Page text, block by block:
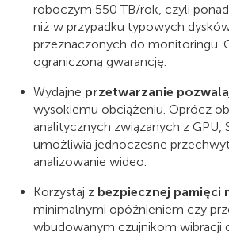
roboczym 550 TB/rok, czyli
niż w przypadku typowych
przeznaczonych do monitoringu.
ograniczoną gwarancję.
Wydajne przetwarzanie
wysokiemu obciążeniu. Oprócz
analitycznych związanych z GPU,
umożliwia jednoczesne
analizowanie wideo.
Korzystaj z bezpiecznej pamięci
minimalnymi opóźnieniem czy
wbudowanym czujnikom wibracji